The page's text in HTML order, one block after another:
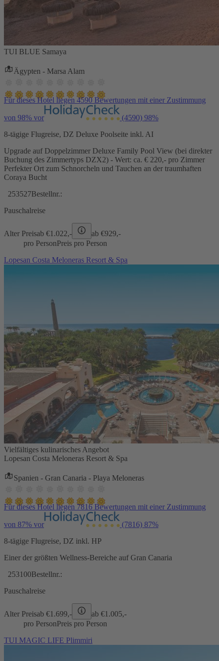
TUI BLUE Samaya
Ägypten - Marsa Alam
Für dieses Hotel liegen 4590 Bewertungen mit einer Zustimmung
von 98% vor (4590) 98%
8-tägige Flugreise, DZ Deluxe Poolseite inkl. AI
Upgrade auf Doppelzimmer Deluxe Family Pool View (bei direkter
Buchung des Zimmertyps DZX2) - Wert: ca. € 220,- pro Zimmer
Perfekter Ort zum Schnorcheln und Tauchen an der traumhaften
Coraya Bucht
253527Bestellnr.:
Pauschalreise
Alter Preisab €1.022,- ab €929,-
pro PersonPreis pro Person
Lopesan Costa Meloneras Resort & Spa
Vielfältiges kulinarisches Angebot
Lopesan Costa Meloneras Resort & Spa
Spanien - Gran Canaria - Playa Meloneras
Für dieses Hotel liegen 7816 Bewertungen mit einer Zustimmung
von 87% vor (7816) 87%
8-tägige Flugreise, DZ inkl. HP
Einer der größten Wellness-Bereiche auf Gran Canaria
253100Bestellnr.:
Pauschalreise
Alter Preisab €1.699,- ab €1.005,-
pro PersonPreis pro Person
TUI MAGIC LIFE Plimmiri